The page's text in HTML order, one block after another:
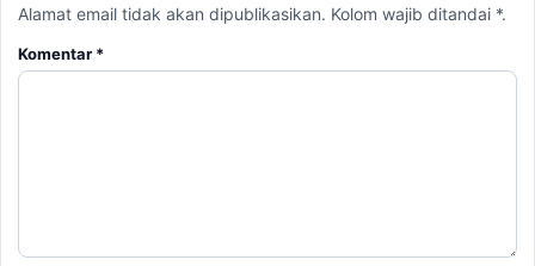
Alamat email tidak akan dipublikasikan. Kolom wajib ditandai *.
Komentar *